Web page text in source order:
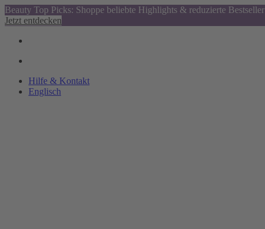
Beauty Top Picks: Shoppe beliebte Highlights & reduzierte Bestseller
Jetzt entdecken
Hilfe & Kontakt
Englisch